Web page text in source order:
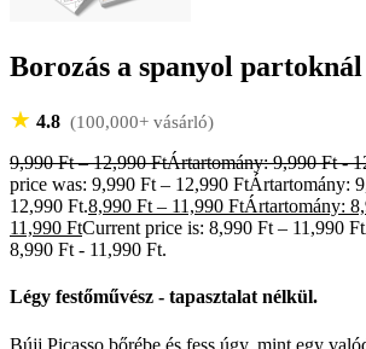
Borozás a spanyol partoknál
★ 4.8 (100,000+ vásárló)
9,990Ft – 12,990FtÁrtartomány: 9,990 Ft -
price was: 9,990 Ft – 12,990 FtÁrtartomány:
12,990 Ft.8,990 Ft – 11,990 FtÁrtartomány:
11,990 FtCurrent price is: 8,990 Ft – 11,990
8,990 Ft - 11,990 Ft.
Légy festőművész - tapasztalat nélkül.
Bújj Picasso bőrébe és fess úgy, mint egy